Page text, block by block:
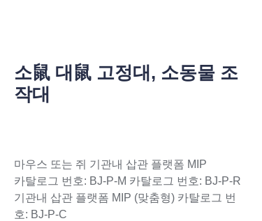
소鼠 대鼠 고정대, 소동물 조
작대
마우스 또는 쥐 기관내 삽관 플랫폼 MIP
카탈로그 번호: BJ-P-M 카탈로그 번호: BJ-P-R
기관내 삽관 플랫폼 MIP (맞춤형) 카탈로그 번
호: BJ-P-C